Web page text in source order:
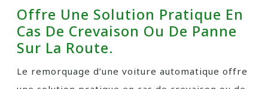
Offre Une Solution Pratique En
Cas De Crevaison Ou De Panne
Sur La Route.
Le remorquage d’une voiture automatique offre